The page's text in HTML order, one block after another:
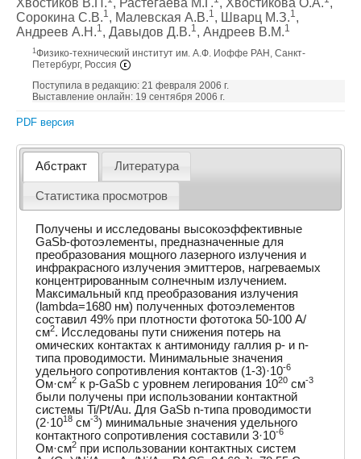
Хвостиков В.П. , Растегаева М.Г. , Хвостикова О.А. ,
Сорокина С.В.1, Малевская А.В.1, Шварц М.З.1,
Андреев А.Н.1, Давыдов Д.В.1, Андреев В.М.1
1 Физико-технический институт им. А.Ф. Иоффе РАН, Санкт-
Петербург, Россия
Поступила в редакцию: 21 февраля 2006 г.
Выставление онлайн: 19 сентября 2006 г.
PDF версия
Абстракт Литература
Статистика просмотров
Получены и исследованы высокоэффективные
GaSb-фотоэлементы, предназначенные для
преобразования мощного лазерного излучения и
инфракрасного излучения эмиттеров, нагреваемых
концентрированным солнечным излучением.
Максимальный кпд преобразования излучения
(lambda=1680 нм) полученных фотоэлементов
составил 49% при плотности фототока 50-100 А/
см2. Исследованы пути снижения потерь на
омических контактах к антимониду галлия p- и n-
типа проводимости. Минимальные значения
удельного сопротивления контактов (1-3)·10-6
Ом·см2 к p-GaSb с уровнем легирования 1020 см-3
были получены при использовании контактной
системы Ti/Pt/Au. Для GaSb n-типа проводимости
(2·1018 см-3) минимальные значения удельного
контактного сопротивления составили 3·10-6
Ом·см2 при использовании контактных систем